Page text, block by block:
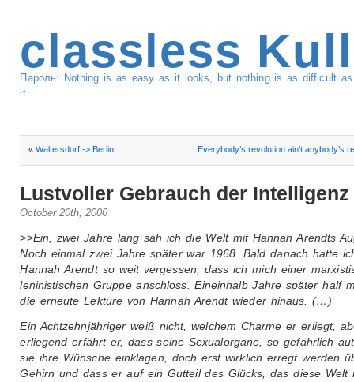
classless
Пароль: Nothing is as easy as it looks, but nothing is as difficult
it.
«Waltersdorf -> Berlin Everybody’s revolution ain’t anybody’s
Lustvoller Gebrauch der Intelligenz
October 20th, 2006
>>Ein, zwei Jahre lang sah ich die Welt mit Hannah Arendts
Noch einmal zwei Jahre später war 1968. Bald danach hatte
Hannah Arendt so weit vergessen, dass ich mich einer
leninistischen Gruppe anschloss. Eineinhalb Jahre später half
die erneute Lektüre von Hannah Arendt wieder hinaus. (…)
Ein Achtzehnjähriger weiß nicht, welchem Charme er erliegt,
erliegend erfährt er, dass seine Sexualorgane, so gefährlich
sie ihre Wünsche einklagen, doch erst wirklich erregt werden
Gehirn und dass er auf ein Gutteil des Glücks, das diese Welt